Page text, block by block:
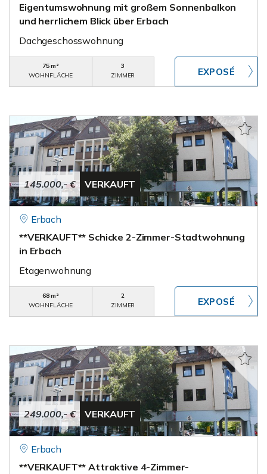
Eigentumswohnung mit großem Sonnenbalkon
und herrlichem Blick über Erbach
Dachgeschosswohnung
75 m²
WOHNFLÄCHE
3
ZIMMER
145.000,- € VERKAUFT
Erbach
**VERKAUFT** Schicke 2-Zimmer-Stadtwohnung
in Erbach
Etagenwohnung
68 m²
WOHNFLÄCHE
2
ZIMMER
249.000,- € VERKAUFT
Erbach
**VERKAUFT** Attraktive 4-Zimmer-